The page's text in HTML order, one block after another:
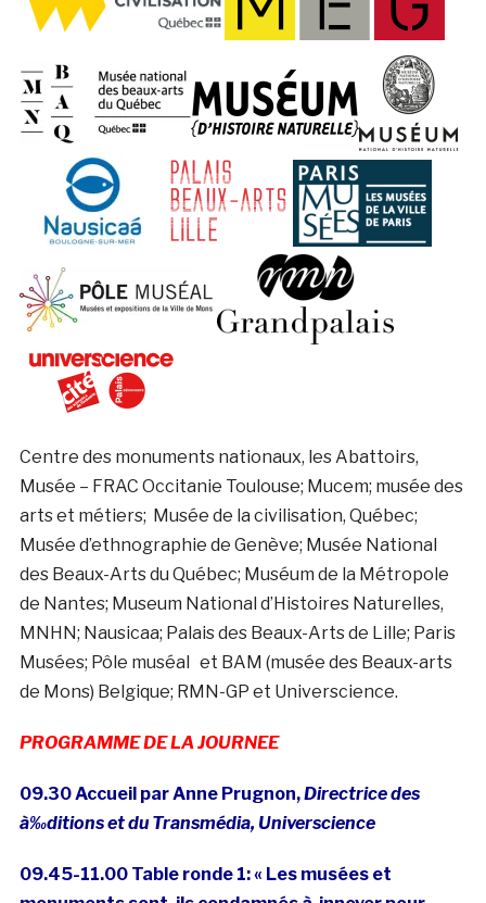
Centre des monuments nationaux, les Abattoirs,
Musée – FRAC Occitanie Toulouse; Mucem; musée des
arts et métiers; Musée de la civilisation, Québec;
Musée d’ethnographie de Genève; Musée National
des Beaux-Arts du Québec; Muséum de la Métropole
de Nantes; Museum National d’Histoires Naturelles,
MNHN; Nausicaa; Palais des Beaux-Arts de Lille; Paris
Musées; Pôle muséal et BAM (musée des Beaux-arts
de Mons) Belgique; RMN-GP et Universcience.
PROGRAMME DE LA JOURNEE
09.30 Accueil par Anne Prugnon,Directrice des
à‰ditions et du Transmédia, Universcience
09.45-11.00 Table ronde 1: « Les musées et